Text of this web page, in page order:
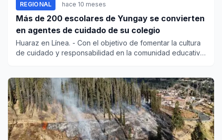
REGIONAL hace 10 meses
Más de 200 escolares de Yungay se convierten
en agentes de cuidado de su colegio
Huaraz en Línea. - Con el objetivo de fomentar la cultura
de cuidado y responsabilidad en la comunidad educativa,